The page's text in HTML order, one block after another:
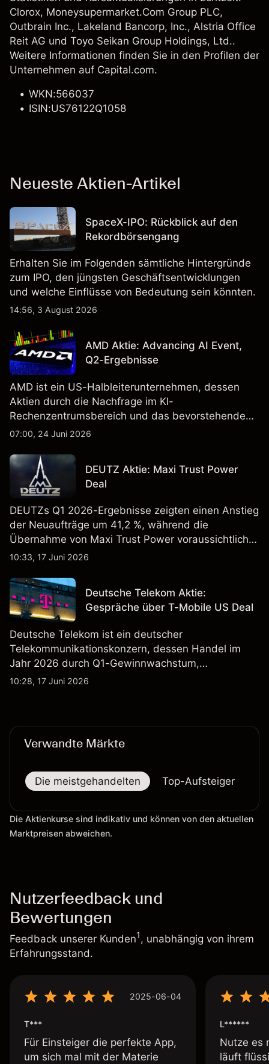
Clorox, Moneysupermarket.Com Group PLC,
Outbrain Inc., Lakeland Bancorp, Inc., Alstria Office
Reit AG und Toyo Seikan Group Holdings, Ltd..
Weitere Informationen finden Sie in den Profilen der
Unternehmen auf Capital.com.
WKN:566037
ISIN:US76122Q1058
Neueste Aktien-Artikel
SpaceX-IPO: Rückblick auf den
Rekordbörsengang
Erhalten Sie im Folgenden sämtliche Hintergründe
zum IPO, den jüngsten Geschäftsentwicklungen
und welche Einflüsse von Bedeutung sein könnten.
14:56, 3 August 2026
AMD Aktie: Advancing AI Event,
Q2-Ergebnisse
AMD ist ein US-Halbleiterunternehmen, dessen
Aktien durch die Nachfrage im KI-
Rechenzentrumsbereich und das bevorstehende
„Advancing AI 2026"-Event im Juli Aufmerksamkeit
Vergangenheit ist kein verlässlicher Indikator für
zukünftige Ergebnisse.
07:00, 24 Juni 2026
DEUTZ Aktie: Maxi Trust Power
Deal
DEUTZs Q1 2026-Ergebnisse zeigten einen Anstieg
der Neuaufträge um 41,2 %, während die
Übernahme von Maxi Trust Power voraussichtlich
40 Mio. € zum Umsatz von DEUTZ Energy
Vergangenheit ist kein verlässlicher Indikator für
zukünftige Ergebnisse.
10:33, 17 Juni 2026
Deutsche Telekom Aktie:
Gespräche über T-Mobile US Deal
Deutsche Telekom ist ein deutscher
Telekommunikationskonzern, dessen Handel im
Jahr 2026 durch Q1-Gewinnwachstum,
Aktienrückkäufe und Berichte über einen möglichen
10:28, 17 Juni 2026
Verwandte Märkte
Die meistgehandelten Top-Aufsteiger
Die Aktienkurse sind indikativ und können von den aktuellen
Marktpreisen abweichen.
Nutzerfeedback und
Bewertungen
Feedback unserer Kunden1, unabhängig von ihrem
Erfahrungsstand.
2025-06-04
T***
Für Einsteiger die perfekte App,
um sich mal mit der Materie
L******
Nutze es
läuft